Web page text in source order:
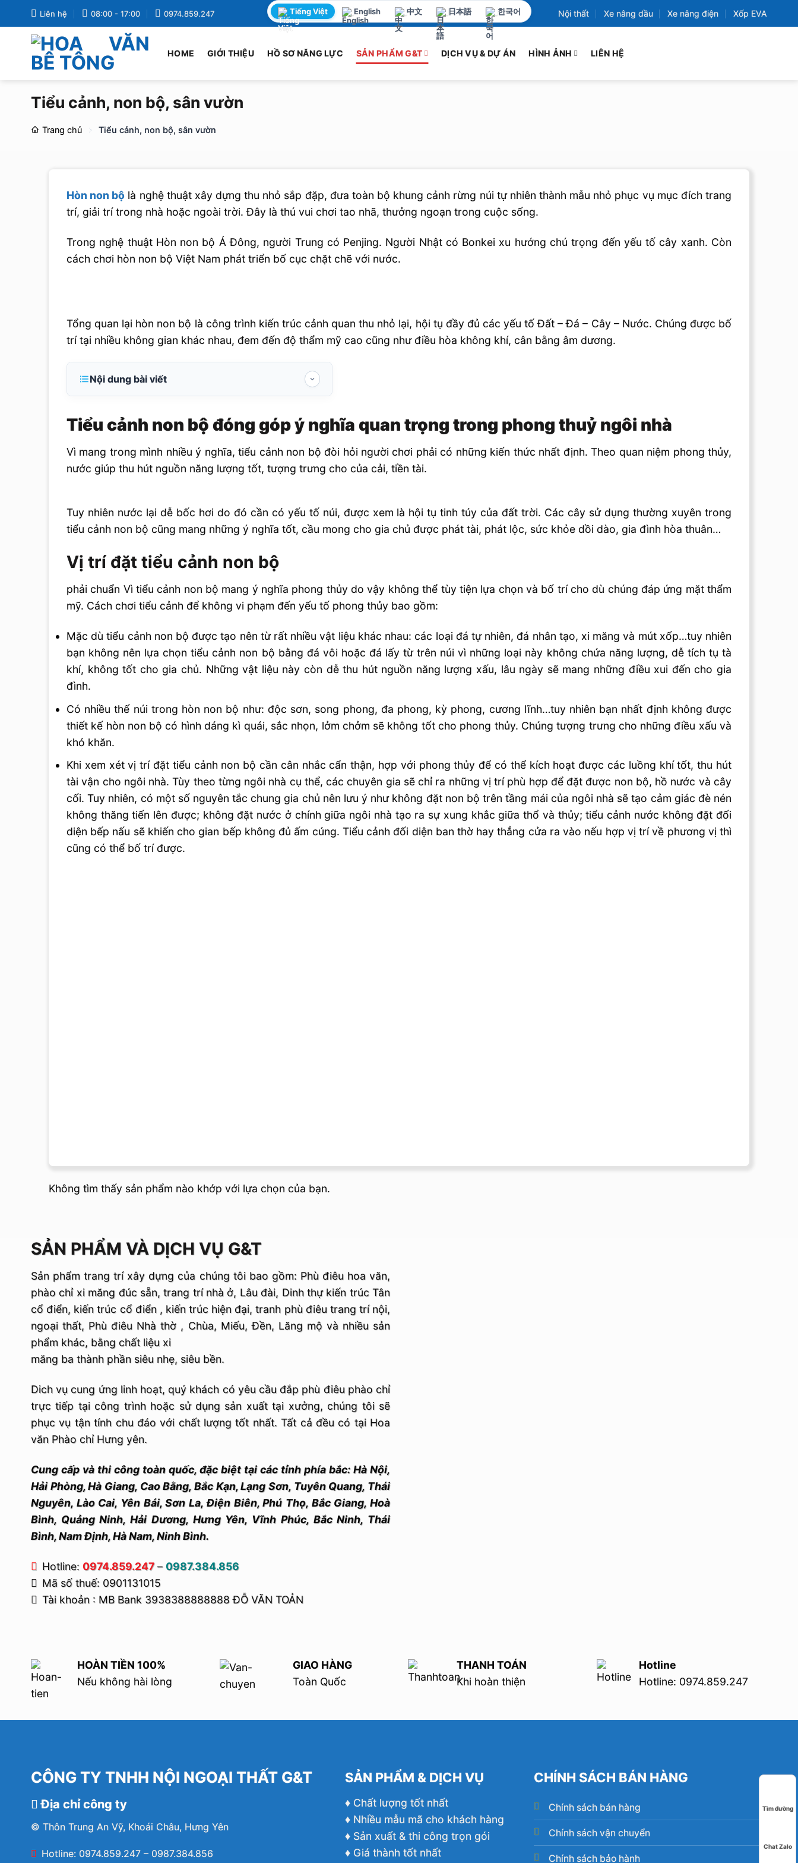
qua
Liên hệ 08:00 - 17:00 0974.859.247 Tiếng Việt English 中文 日本語 한국어 Nội thất Xe nâng dầu Xe nâng điện Xốp EVA
HOME GIỚI THIỆU HỒ SƠ NĂNG LỰC SẢN PHẨM G&T DỊCH VỤ & DỰ ÁN HÌNH ẢNH LIÊN HỆ
Tiểu cảnh, non bộ, sân vườn
Trang chủ Tiểu cảnh, non bộ, sân vườn
Hòn non bộ là nghệ thuật xây dựng thu nhỏ sắp đặp, đưa toàn bộ khung cảnh rừng núi tự nhiên thành mẫu nhỏ phục vụ mục đích trang
trí, giải trí trong nhà hoặc ngoài trời. Đây là thú vui chơi tao nhã, thưởng ngoạn trong cuộc sống.
Trong nghệ thuật Hòn non bộ Á Đông, người Trung có Penjing. Người Nhật có Bonkei xu hướng chú trọng đến yếu tố cây xanh. Còn
cách chơi hòn non bộ Việt Nam phát triển bố cục chặt chẽ với nước.
Tổng quan lại hòn non bộ là công trình kiến trúc cảnh quan thu nhỏ lại, hội tụ đầy đủ các yếu tố Đất – Đá – Cây – Nước. Chúng được bố
trí tại nhiều không gian khác nhau, đem đến độ thẩm mỹ cao cũng như điều hòa không khí, cân bằng âm dương.
Nội dung bài viết
phong thuỷ ngôi nhà
Tiểu cảnh non bộ đóng góp ý nghĩa quan trọng trong phong thuỷ ngôi nhà
Vì mang trong mình nhiều ý nghĩa, tiểu cảnh non bộ đòi hỏi người chơi phải có những kiến thức nhất định. Theo quan niệm phong thủy,
nước giúp thu hút nguồn năng lượng tốt, tượng trưng cho của cải, tiền tài.
Tuy nhiên nước lại dễ bốc hơi do đó cần có yếu tố núi, được xem là hội tụ tinh túy của đất trời. Các cây sử dụng thường xuyên trong
tiểu cảnh non bộ cũng mang những ý nghĩa tốt, cầu mong cho gia chủ được phát tài, phát lộc, sức khỏe dồi dào, gia đình hòa thuân…
Vị trí đặt tiểu cảnh non bộ
phải chuẩn Vì tiểu cảnh non bộ mang ý nghĩa phong thủy do vậy không thể tùy tiện lựa chọn và bố trí cho dù chúng đáp ứng mặt thẩm
mỹ. Cách chơi tiểu cảnh để không vi phạm đến yếu tố phong thủy bao gồm:
Mặc dù tiểu cảnh non bộ được tạo nên từ rất nhiều vật liệu khác nhau: các loại đá tự nhiên, đá nhân tạo, xi măng và mút xốp…tuy nhiên
bạn không nên lựa chọn tiểu cảnh non bộ bằng đá vôi hoặc đá lấy từ trên núi vì những loại này không chứa năng lượng, dễ tích tụ tà
khí, không tốt cho gia chủ. Những vật liệu này còn dễ thu hút nguồn năng lượng xấu, lâu ngày sẽ mang những điều xui đến cho gia
đình.
Có nhiều thế núi trong hòn non bộ như: độc sơn, song phong, đa phong, kỳ phong, cương lĩnh…tuy nhiên bạn nhất định không được
thiết kế hòn non bộ có hình dáng kì quái, sắc nhọn, lởm chởm sẽ không tốt cho phong thủy. Chúng tượng trưng cho những điều xấu và
khó khăn.
Khi xem xét vị trí đặt tiểu cảnh non bộ cần cân nhắc cẩn thận, hợp với phong thủy để có thể kích hoạt được các luồng khí tốt, thu hút
tài vận cho ngôi nhà. Tùy theo từng ngôi nhà cụ thể, các chuyên gia sẽ chỉ ra những vị trí phù hợp để đặt được non bộ, hồ nước và cây
cối. Tuy nhiên, có một số nguyên tắc chung gia chủ nên lưu ý như không đặt non bộ trên tầng mái của ngôi nhà sẽ tạo cảm giác đè nén
không thăng tiến lên được; không đặt nước ở chính giữa ngôi nhà tạo ra sự xung khắc giữa thổ và thủy; tiểu cảnh nước không đặt đối
diện bếp nấu sẽ khiến cho gian bếp không đủ ấm cúng. Tiểu cảnh đối diện ban thờ hay thẳng cửa ra vào nếu hợp vị trí về phương vị thì
cũng có thể bố trí được.
Không tìm thấy sản phẩm nào khớp với lựa chọn của bạn.
SẢN PHẨM VÀ DỊCH VỤ G&T
Sản phẩm trang trí xây dựng của chúng tôi bao gồm: Phù điêu hoa văn,
phào chỉ xi măng đúc sẵn, trang trí nhà ở, Lâu đài, Dinh thự kiến trúc Tân
cổ điển, kiến trúc cổ điển , kiến trúc hiện đại, tranh phù điêu trang trí nội,
ngoại thất, Phù điêu Nhà thờ , Chùa, Miếu, Đền, Lăng mộ và nhiều sản
phẩm khác, bằng chất liệu xi
măng ba thành phần siêu nhẹ, siêu bền.
Dich vụ cung ứng linh hoạt, quý khách có yêu cầu đắp phù điêu phào chỉ
trực tiếp tại công trình hoặc sử dụng sản xuất tại xưởng, chúng tôi sẽ
phục vụ tận tính chu đáo với chất lượng tốt nhất. Tất cả đều có tại Hoa
văn Phào chỉ Hưng yên.
Cung cấp và thi công toàn quốc, đặc biệt tại các tỉnh phía bắc: Hà Nội,
Hải Phòng, Hà Giang, Cao Bằng, Bắc Kạn, Lạng Sơn, Tuyên Quang, Thái
Nguyên, Lào Cai, Yên Bái, Sơn La, Điện Biên, Phú Thọ, Bắc Giang, Hoà
Bình, Quảng Ninh, Hải Dương, Hưng Yên, Vĩnh Phúc, Bắc Ninh, Thái
Bình, Nam Định, Hà Nam, Ninh Bình.
Hotline: 0974.859.247– 0987.384.856
Mã số thuế: 0901131015
Tài khoản : MB Bank 3938388888888 ĐỖ VĂN TOẢN
HOÀN TIỀN 100%
Nếu không hài lòng
GIAO HÀNG
Toàn Quốc
THANH TOÁN
Khi hoàn thiện
Hotline
Hotline: 0974.859.247
CÔNG TY TNHH NỘI NGOẠI THẤT G&T
Địa chỉ công ty
© Thôn Trung An Vỹ, Khoái Châu, Hưng Yên
Hotline: 0974.859.247 – 0987.384.856
SẢN PHẨM & DỊCH VỤ
♦ Chất lượng tốt nhất
♦ Nhiều mẫu mã cho khách hàng
♦ Sản xuất & thi công trọn gói
♦ Giá thành tốt nhất
CHÍNH SÁCH BÁN HÀNG
Chính sách bán hàng
Chính sách vận chuyển
Chính sách bảo hành
Tìm đường
Chat Zalo